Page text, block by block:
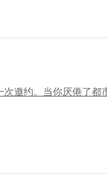
邀约。当你厌倦了都